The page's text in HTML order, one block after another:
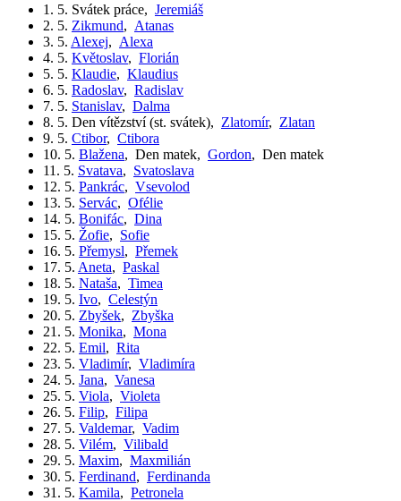
1. 5. Svátek práce, Jeremiáš
2. 5. Zikmund, Atanas
3. 5. Alexej, Alexa
4. 5. Květoslav, Florián
5. 5. Klaudie, Klaudius
6. 5. Radoslav, Radislav
7. 5. Stanislav, Dalma
8. 5. Den vítězství (st. svátek), Zlatomír, Zlatan
9. 5. Ctibor, Ctibora
10. 5. Blažena, Den matek, Gordon, Den matek
11. 5. Svatava, Svatoslava
12. 5. Pankrác, Vsevolod
13. 5. Servác, Ofélie
14. 5. Bonifác, Dina
15. 5. Žofie, Sofie
16. 5. Přemysl, Přemek
17. 5. Aneta, Paskal
18. 5. Nataša, Timea
19. 5. Ivo, Celestýn
20. 5. Zbyšek, Zbyška
21. 5. Monika, Mona
22. 5. Emil, Rita
23. 5. Vladimír, Vladimíra
24. 5. Jana, Vanesa
25. 5. Viola, Violeta
26. 5. Filip, Filipa
27. 5. Valdemar, Vadim
28. 5. Vilém, Vilibald
29. 5. Maxim, Maxmilián
30. 5. Ferdinand, Ferdinanda
31. 5. Kamila, Petronela